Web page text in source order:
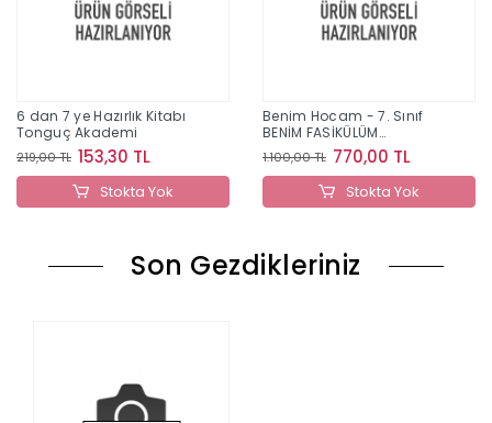
6 dan 7 ye Hazırlık Kitabı
Tonguç Akademi
219,00 TL 153,30 TL
Stokta Yok
Benim Hocam - 7. Sınıf
BENİM FASİKÜLÜM
MATEMATİK
1.100,00 TL 770,00 TL
Stokta Yok
Son Gezdikleriniz